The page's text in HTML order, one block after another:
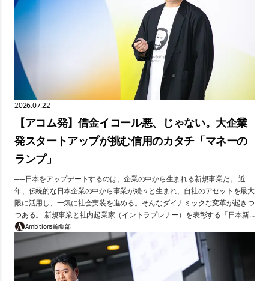
2026.07.22
【アコム発】借金イコール悪、じゃない。大企業
発スタートアップが挑む信用のカタチ「マネーの
ランプ」
──日本をアップデートするのは、企業の中から生まれる新規事業だ。 近
年、伝統的な日本企業の中から事業が続々と生まれ、自社のアセットを最大
限に活用し、一気に社会実装を進める。そんなダイナミックな変革が起きつ
つある。 新規事業と社内起業家（イントラプレナー）を表彰する「日本新
規事業大賞」が、2026年に第3回を迎えた。本連載では、最終審査のピッチ
の模様を集中連載で届ける。 今回紹介するのは、「グロース部門」にエン
トリーした、三菱UFJフィナンシャル・グループのアコム株式会社発のスタ
ートアップ、GeNiE株式会社代表取締役社長・齊藤雄一郎氏のプレゼンだ。
消費者金融の審査に通らなかった7割の人たちを救いたい。その思いから生
Ambitions編集部